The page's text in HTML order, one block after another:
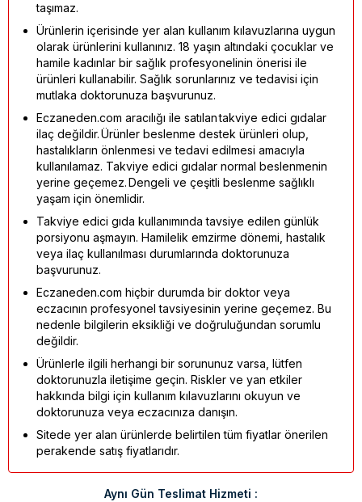
taşımaz.
Ürünlerin içerisinde yer alan kullanım kılavuzlarına uygun
olarak ürünlerini kullanınız. 18 yaşın altındaki çocuklar ve
hamile kadınlar bir sağlık profesyonelinin önerisi ile
ürünleri kullanabilir. Sağlık sorunlarınız ve tedavisi için
mutlaka doktorunuza başvurunuz.
Eczaneden.com aracılığı ile satılan takviye edici gıdalar
ilaç değildir. Ürünler beslenme destek ürünleri olup,
hastalıkların önlenmesi ve tedavi edilmesi amacıyla
kullanılamaz. Takviye edici gıdalar normal beslenmenin
yerine geçemez. Dengeli ve çeşitli beslenme sağlıklı
yaşam için önemlidir.
Takviye edici gıda kullanımında tavsiye edilen günlük
porsiyonu aşmayın. Hamilelik emzirme dönemi, hastalık
veya ilaç kullanılması durumlarında doktorunuza
başvurunuz.
Eczaneden.com hiçbir durumda bir doktor veya
eczacının profesyonel tavsiyesinin yerine geçemez. Bu
nedenle bilgilerin eksikliği ve doğruluğundan sorumlu
değildir.
Ürünlerle ilgili herhangi bir sorununuz varsa, lütfen
doktorunuzla iletişime geçin. Riskler ve yan etkiler
hakkında bilgi için kullanım kılavuzlarını okuyun ve
doktorunuza veya eczacınıza danışın.
Sitede yer alan ürünlerde belirtilen tüm fiyatlar önerilen
perakende satış fiyatlarıdır.
Aynı Gün Teslimat Hizmeti :